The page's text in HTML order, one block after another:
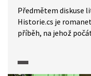
Předmětem diskuse
Historie.cs je
příběh, na jehož
poznatků.